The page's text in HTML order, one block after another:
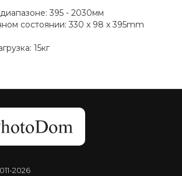
диапазоне: 395 - 2030мм
состоянии: 330 x 98 x 395mm
15кг
2026